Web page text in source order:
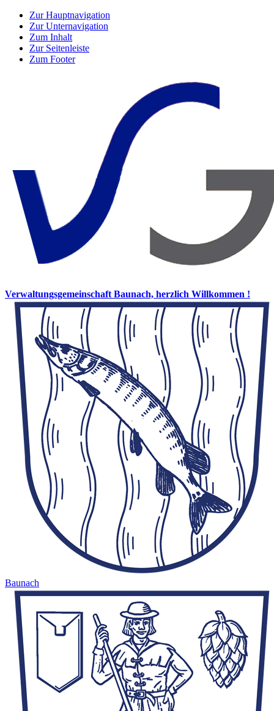
Zur Hauptnavigation
Zur Unternavigation
Zum Inhalt
Zur Seitenleiste
Zum Footer
Verwaltungsgemeinschaft Baunach, herzlich Willkommen !
Baunach